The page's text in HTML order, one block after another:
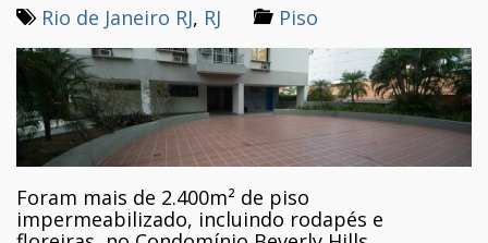
Rio de Janeiro RJ, RJ Piso
Foram mais de 2.400m² de piso
impermeabilizado, incluindo rodapés e